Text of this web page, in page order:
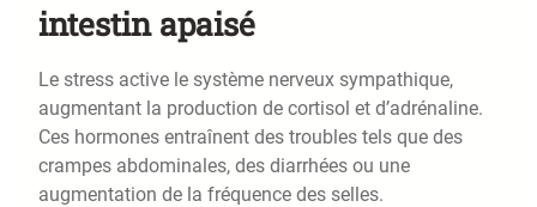
intestin apaisé
Le stress active le système nerveux sympathique,
augmentant la production de cortisol et d’adrénaline.
Ces hormones entraînent des troubles tels que des
crampes abdominales, des diarrhées ou une
augmentation de la fréquence des selles.